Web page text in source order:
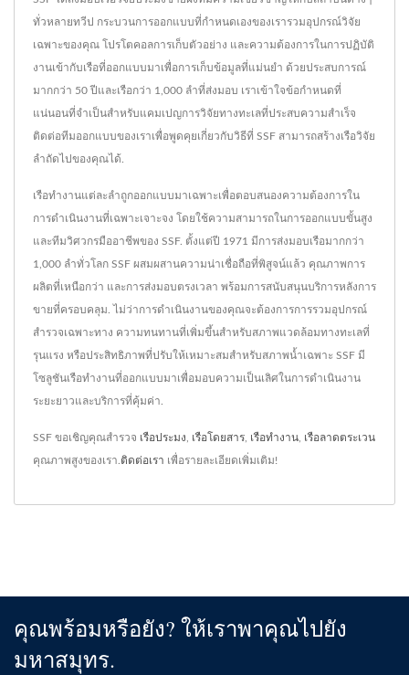
ทั่วหลายทวีป กระบวนการออกแบบที่กำหนดเองของเรารวมอุปกรณ์วิจัย
เฉพาะของคุณ โปรโตคอลการเก็บตัวอย่าง และความต้องการในการปฏิบัติ
งานเข้ากับเรือที่ออกแบบมาเพื่อการเก็บข้อมูลที่แม่นยำ ด้วยประสบการณ์
มากกว่า 50 ปีและเรือกว่า 1,000 ลำที่ส่งมอบ เราเข้าใจข้อกำหนดที่
แน่นอนที่จำเป็นสำหรับแคมเปญการวิจัยทางทะเลที่ประสบความสำเร็จ
ติดต่อทีมออกแบบของเราเพื่อพูดคุยเกี่ยวกับวิธีที่ SSF สามารถสร้างเรือวิจัย
ลำถัดไปของคุณได้.
เรือทำงานแต่ละลำถูกออกแบบมาเฉพาะเพื่อตอบสนองความต้องการใน
การดำเนินงานที่เฉพาะเจาะจง โดยใช้ความสามารถในการออกแบบขั้นสูง
และทีมวิศวกรมืออาชีพของ SSF. ตั้งแต่ปี 1971 มีการส่งมอบเรือมากกว่า
1,000 ลำทั่วโลก SSF ผสมผสานความน่าเชื่อถือที่พิสูจน์แล้ว คุณภาพการ
ผลิตที่เหนือกว่า และการส่งมอบตรงเวลา พร้อมการสนับสนุนบริการหลังการ
ขายที่ครอบคลุม. ไม่ว่าการดำเนินงานของคุณจะต้องการการรวมอุปกรณ์
สำรวจเฉพาะทาง ความทนทานที่เพิ่มขึ้นสำหรับสภาพแวดล้อมทางทะเลที่
รุนแรง หรือประสิทธิภาพที่ปรับให้เหมาะสมสำหรับสภาพน้ำเฉพาะ SSF มี
โซลูชันเรือทำงานที่ออกแบบมาเพื่อมอบความเป็นเลิศในการดำเนินงาน
ระยะยาวและบริการที่คุ้มค่า.
SSF ขอเชิญคุณสำรวจ เรือประมง เรือโดยสาร เรือทำงาน เรือลาดตระเวน
คุณภาพสูงของเรา. ติดต่อเรา เพื่อรายละเอียดเพิ่มเติม!
คุณพร้อมหรือยัง? ให้เราพาคุณไปยัง
มหาสมุทร.